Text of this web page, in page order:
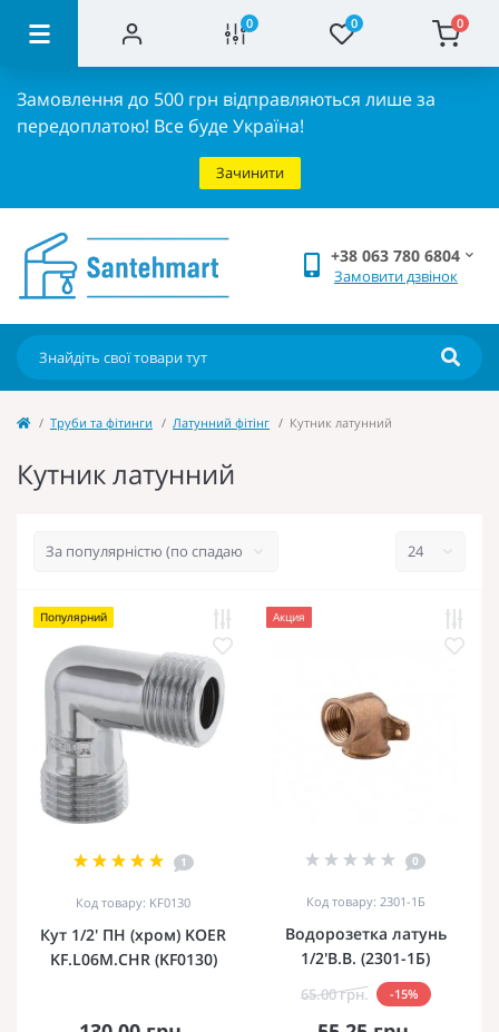
0 0 0
Замовлення до 500 грн відправляються лише за
передоплатою! Все буде Україна!
Зачинити
+38 063 780 6804
Замовити дзвінок
Труби та фітинги Латунний фітінг Кутник латунний
Кутник латунний
Популярний
1
Код товару: KF0130
Кут 1/2' ПН (хром) KOER
KF.L06M.CHR (KF0130)
Акция
0
Код товару: 2301-1Б
Водорозетка латунь
1/2'В.В. (2301-1Б)
65.00 грн. -15%